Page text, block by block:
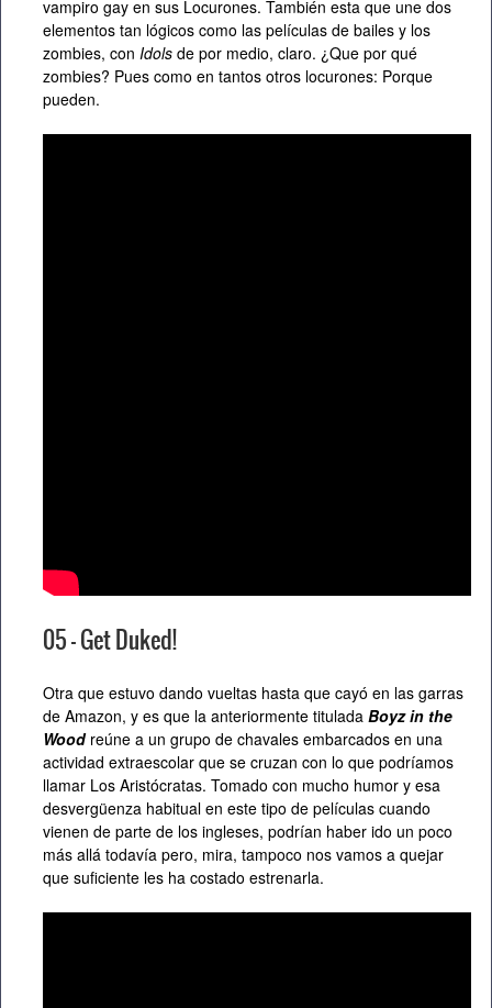
vampiro gay en sus Locurones. También esta que une dos
elementos tan lógicos como las películas de bailes y los
zombies, con Idols de por medio, claro. ¿Que por qué
zombies? Pues como en tantos otros locurones: Porque
pueden.
05 – Get Duked!
Otra que estuvo dando vueltas hasta que cayó en las garras
de Amazon, y es que la anteriormente titulada Boyz in the
Woodreúne a un grupo de chavales embarcados en una
actividad extraescolar que se cruzan con lo que podríamos
llamar Los Aristócratas. Tomado con mucho humor y esa
desvergüenza habitual en este tipo de películas cuando
vienen de parte de los ingleses, podrían haber ido un poco
más allá todavía pero, mira, tampoco nos vamos a quejar
que suficiente les ha costado estrenarla.